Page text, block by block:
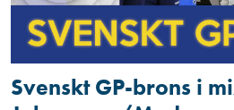
Svenskt GP-brons i